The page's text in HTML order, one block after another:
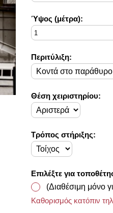
Ύψος (μέτρα):
Περιτύλιξη:
Θέση χειριστηρίου:
Τρόπος στήριξης:
Επιλέξτε για
(Διαθέσιμη μόνο
Καθορισμός κατόπιν